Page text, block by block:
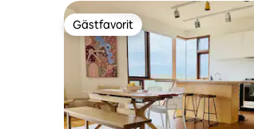
Gästfavorit
Gästfavorit